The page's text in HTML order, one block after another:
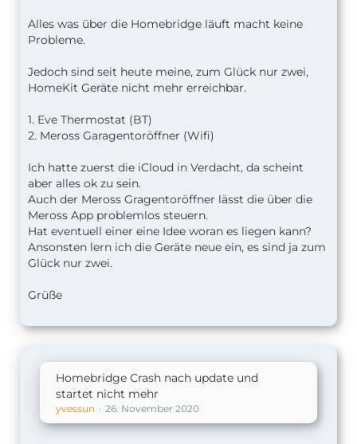
Alles was über die Homebridge läuft macht keine
Probleme.
Jedoch sind seit heute meine, zum Glück nur zwei,
HomeKit Geräte nicht mehr erreichbar.
1. Eve Thermostat (BT)
2. Meross Garagentoröffner (Wifi)
Ich hatte zuerst die iCloud in Verdacht, da scheint
aber alles ok zu sein.
Auch der Meross Gragentoröffner lässt die über die
Meross App problemlos steuern.
Hat eventuell einer eine Idee woran es liegen kann?
Ansonsten lern ich die Geräte neue ein, es sind ja zum
Glück nur zwei.
Grüße
Homebridge Crash nach update und
startet nicht mehr
yvessun 26. November 2020